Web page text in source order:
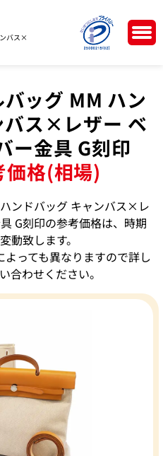
バス×
ッグ MM ハン
バス×レザー ベ
ー金具 G刻印
価格(相場)
ンドバッグ キャンバス×レ
G刻印の参考価格は、時期
動致します。
っても異なりますので詳し
合わせください。